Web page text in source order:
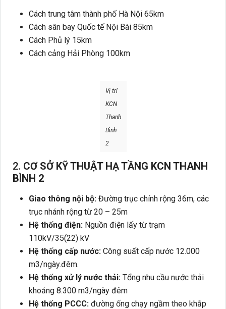
Cách trung tâm thành phố Hà Nội 65km
Cách sân bay Quốc tế Nội Bài 85km
Cách Phủ lý 15km
Cách cảng Hải Phòng 100km
Vị trí
KCN
Thanh
Bình
2
2. CƠ SỞ KỸ THUẬT HẠ TẦNG KCN THANH
BÌNH 2
Giao thông nội bộ: Đường trục chính rộng 36m, các
trục nhánh rộng từ 20 – 25m
Hệ thống điện: Nguồn điện lấy từ trạm
110kV/35(22) kV
Hệ thống cấp nước: Công suất cấp nước 12.000
m3/ngày.đêm.
Hệ thống xử lý nước thải: Tổng nhu cầu nước thải
khoảng 8.300 m3/ngày đêm
Hệ thống PCCC: đường ống chạy ngầm theo khắp